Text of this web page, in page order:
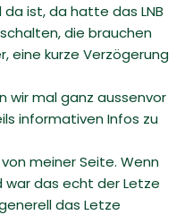
ist, da hatte das LNB
die brauchen
eine kurze Verzögerung
wir mal ganz aussenvor
informativen Infos zu
meiner Seite. Wenn
das echt der Letze
das Letze